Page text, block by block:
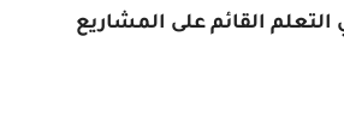
التعلم القائم على المشاريع